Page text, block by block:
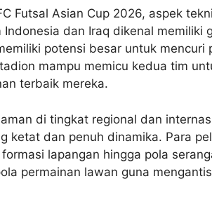
Futsal Asian Cup 2026, aspek
dan Iraq dikenal memiliki
potensi besar untuk mencuri
mampu memicu kedua tim
terbaik mereka.
di tingkat regional dan
ketat dan penuh dinamika. Para
lapangan hingga pola
permainan lawan guna